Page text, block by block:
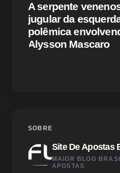
Your Comment *
Email *
next time I comment.
Enviar
A serpente
jugular da
polêmica
Alysson Mascaro
SOBRE
Site De Apostas
MAIOR BLOG
APOSTAS